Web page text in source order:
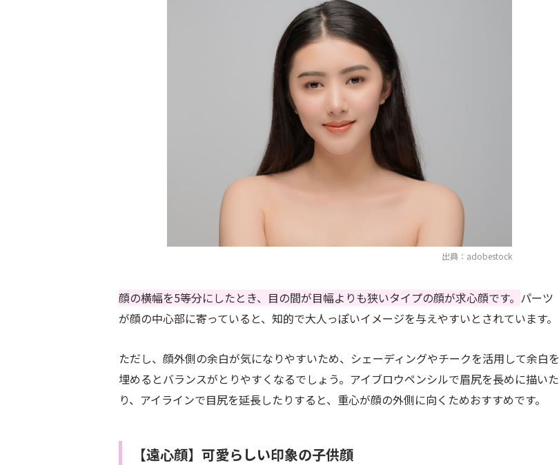
出典：adobestock
顔の横幅を5等分にしたとき、目の間が目幅よりも狭いタイプの顔が求心顔です。 パーツ
が顔の中心部に寄っていると、知的で大人っぽいイメージを与えやすいとされています。
ただし、顔外側の余白が気になりやすいため、シェーディングやチークを活用して余白を
埋めるとバランスがとりやすくなるでしょう。アイブロウペンシルで眉尻を長めに描いた
り、アイラインで目尻を延長したりすると、重心が顔の外側に向くためおすすめです。
【遠心顔】可愛らしい印象の子供顔